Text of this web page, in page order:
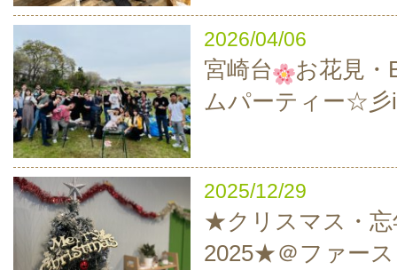
2026/04/06
宮崎台
お花見・
ムパーティー☆彡
2025/12/29
★クリスマス・忘
2025★＠ファー